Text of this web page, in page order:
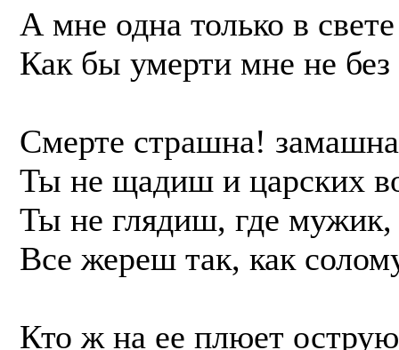
А мне одна только в
Как бы умерти мне не
Смерте страшна!
Ты не щадиш и царских
Ты не глядиш, где мужик,
Все жереш так, как
Кто ж на ее плюет острую